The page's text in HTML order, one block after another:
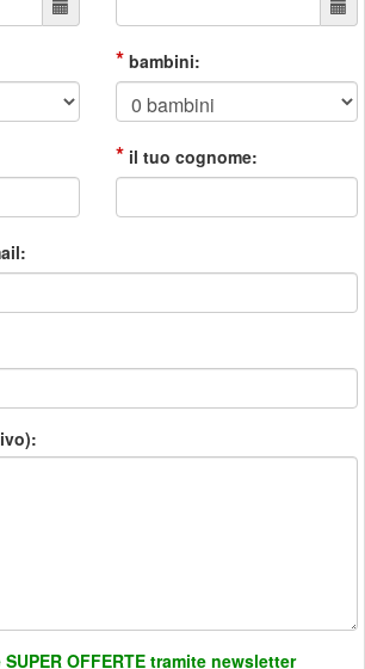
* bambini:
* il tuo cognome:
OFFERTE tramite newsletter